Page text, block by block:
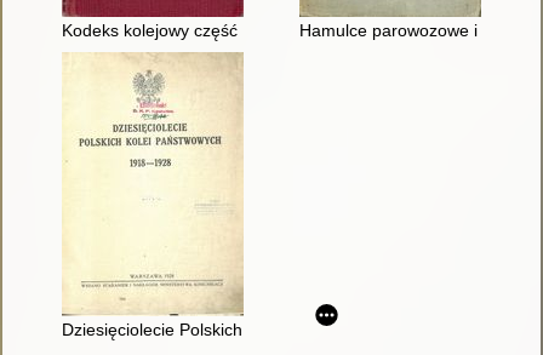
Kodeks kolejowy część II Hamulce parowozowe i
Dziesięciolecie Polskich Kolei Państwowych 1918-1928